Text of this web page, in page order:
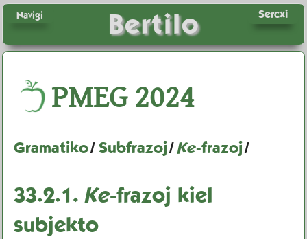
Bertilo Sercxi
Navigi
PMEG2024
Gramatiko/ Subfrazoj/Ke-frazoj/
33.2.1. Ke-frazoj kiel
subjekto